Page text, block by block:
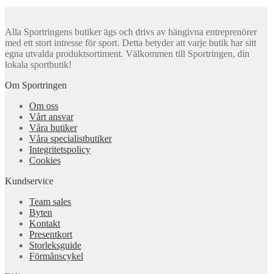
Alla Sportringens butiker ägs och drivs av hängivna entreprenörer
med ett stort intresse för sport. Detta betyder att varje butik har sitt
egna utvalda produktsortiment. Välkommen till Sportringen, din
lokala sportbutik!
Om Sportringen
Om oss
Vårt ansvar
Våra butiker
Våra specialistbutiker
Integritetspolicy
Cookies
Kundservice
Team sales
Byten
Kontakt
Presentkort
Storleksguide
Förmånscykel